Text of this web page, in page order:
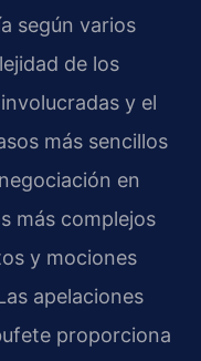
según varios
de los
y el
más sencillos
en
más complejos
y mociones
apelaciones
proporciona